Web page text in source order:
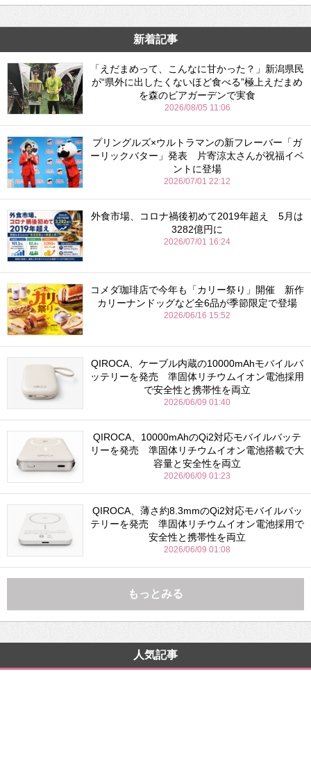
新着記事
「えだまめって、こんなに甘かった？」新潟県民
が“県外に出したくないほど食べる”極上えだまめ
を森のビアガーデンで実食
2026/08/05 11:06
プリングルズ×ウルトラマンの新フレーバー「ガ
ーリックバター」発表 片寄涼太さんが祝福イベ
ントに登場
2026/07/01 22:12
外食市場、コロナ禍後初めて2019年超え 5月は
3282億円に
2026/07/01 16:24
コメダ珈琲店で今年も「カリー祭り」開催 新作
カリーナンドッグなど全6品が季節限定で登場
2026/06/16 15:52
QIROCA、ケーブル内蔵の10000mAhモバイルバ
ッテリーを発売 準固体リチウムイオン電池採用
で安全性と携帯性を両立
2026/06/09 01:40
QIROCA、10000mAhのQi2対応モバイルバッテ
リーを発売 準固体リチウムイオン電池搭載で大
容量と安全性を両立
2026/06/09 01:23
QIROCA、薄さ約8.3mmのQi2対応モバイルバッ
テリーを発売 準固体リチウムイオン電池採用で
安全性と携帯性を両立
2026/06/09 01:08
もっとみる
人気記事